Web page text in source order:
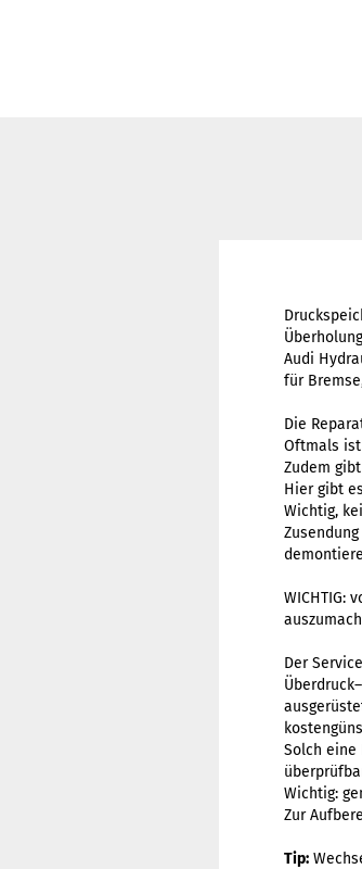
Audi
für
Die
Oftmals
Zudem
Hier gibt
Wichtig,
WICHTIG:
Der
Solch
Wichtig:
Zur
Tip: